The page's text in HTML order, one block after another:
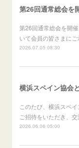
第26回通常総会を
第26回通常総会を開
いて会員の皆さまに
2026.07.05 08:30
横浜スペイン協会
このたび、横浜スペ
ご招待をいただき、
2026.06.06 05:00